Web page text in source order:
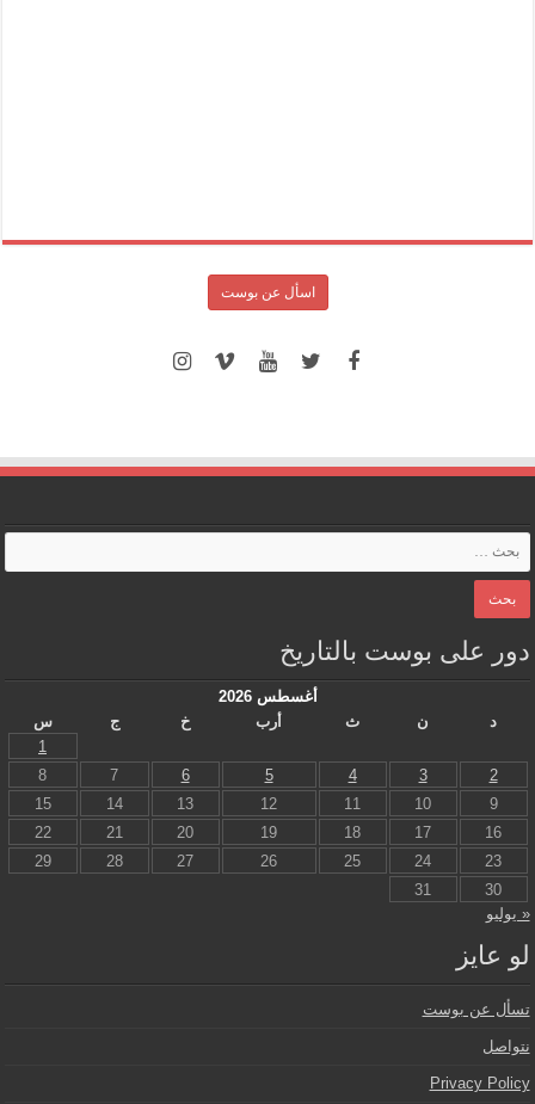
اسأل عن بوست
دور على بوست بالتاريخ
أغسطس 2026
د
ن ث أرب خ ج
س
1
2
3
4
5
6
7
8
9
10
11
12
13
14
15
16
17
18
19
20
21
22
23
24
25
26
27
28
29
30
31
« يوليو
لو عايز
تسأل عن بوست
نتواصل
Privacy Policy